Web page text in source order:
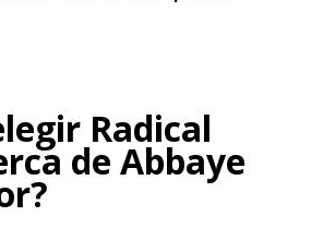
Radical
de Abbaye